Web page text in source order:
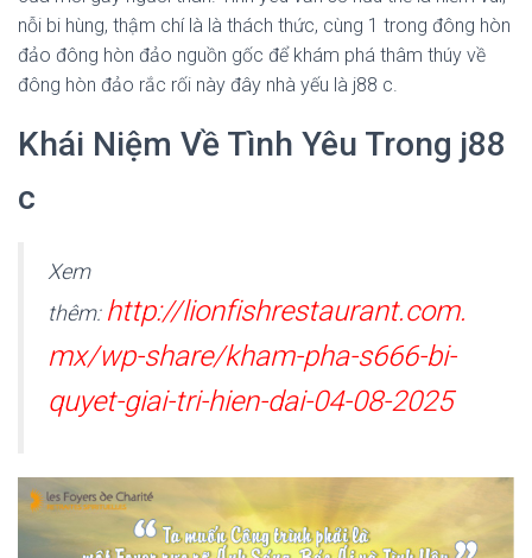
nỗi bi hùng, thậm chí là là thách thức, cùng 1 trong đông hòn
đảo đông hòn đảo nguồn gốc để khám phá thâm thúy về
đông hòn đảo rắc rối này đây nhà yếu là j88 c.
Khái Niệm Về Tình Yêu Trong j88
c
Xem
thêm: http://lionfishrestaurant.com.
mx/wp-share/kham-pha-s666-bi-
quyet-giai-tri-hien-dai-04-08-2025